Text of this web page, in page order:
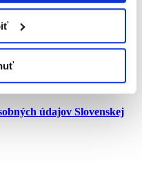
údajov Slovenskej